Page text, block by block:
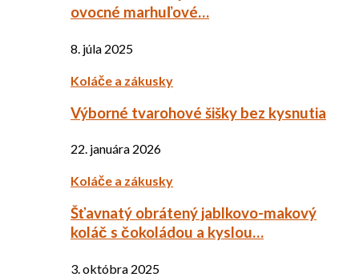
ovocné marhuľové…
8. júla 2025
Koláče a zákusky
Výborné tvarohové šišky bez kysnutia
22. januára 2026
Koláče a zákusky
Šťavnatý obrátený jablkovo-makový
koláč s čokoládou a kyslou…
3. októbra 2025